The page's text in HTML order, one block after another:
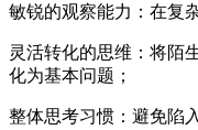
敏锐的观察能力：在复
灵活转化的思维：将陌
化为基本问题；
整体思考习惯：避免陷